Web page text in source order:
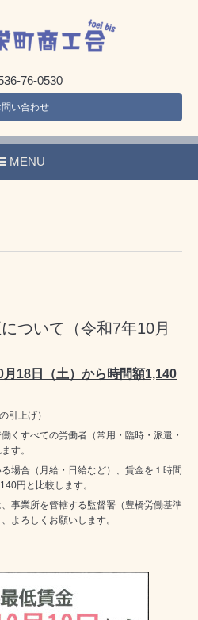
76-0530
問い合わせ
MENU
ついて（令和7年10月
月18日（土）から時間額1,140
引上げ）
くすべての労働者（常用・臨時・派遣・
す。
場合（月給・日給など）、賃金を１時間
円と比較します。
事業所を管轄する監督署（豊橋労働基準
よろしくお願いします。